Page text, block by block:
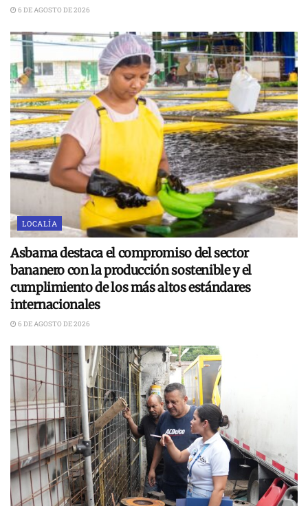
6 DE AGOSTO DE 2026
LOCALÍA
Asbama destaca el compromiso del sector
bananero con la producción sostenible y el
cumplimiento de los más altos estándares
internacionales
6 DE AGOSTO DE 2026